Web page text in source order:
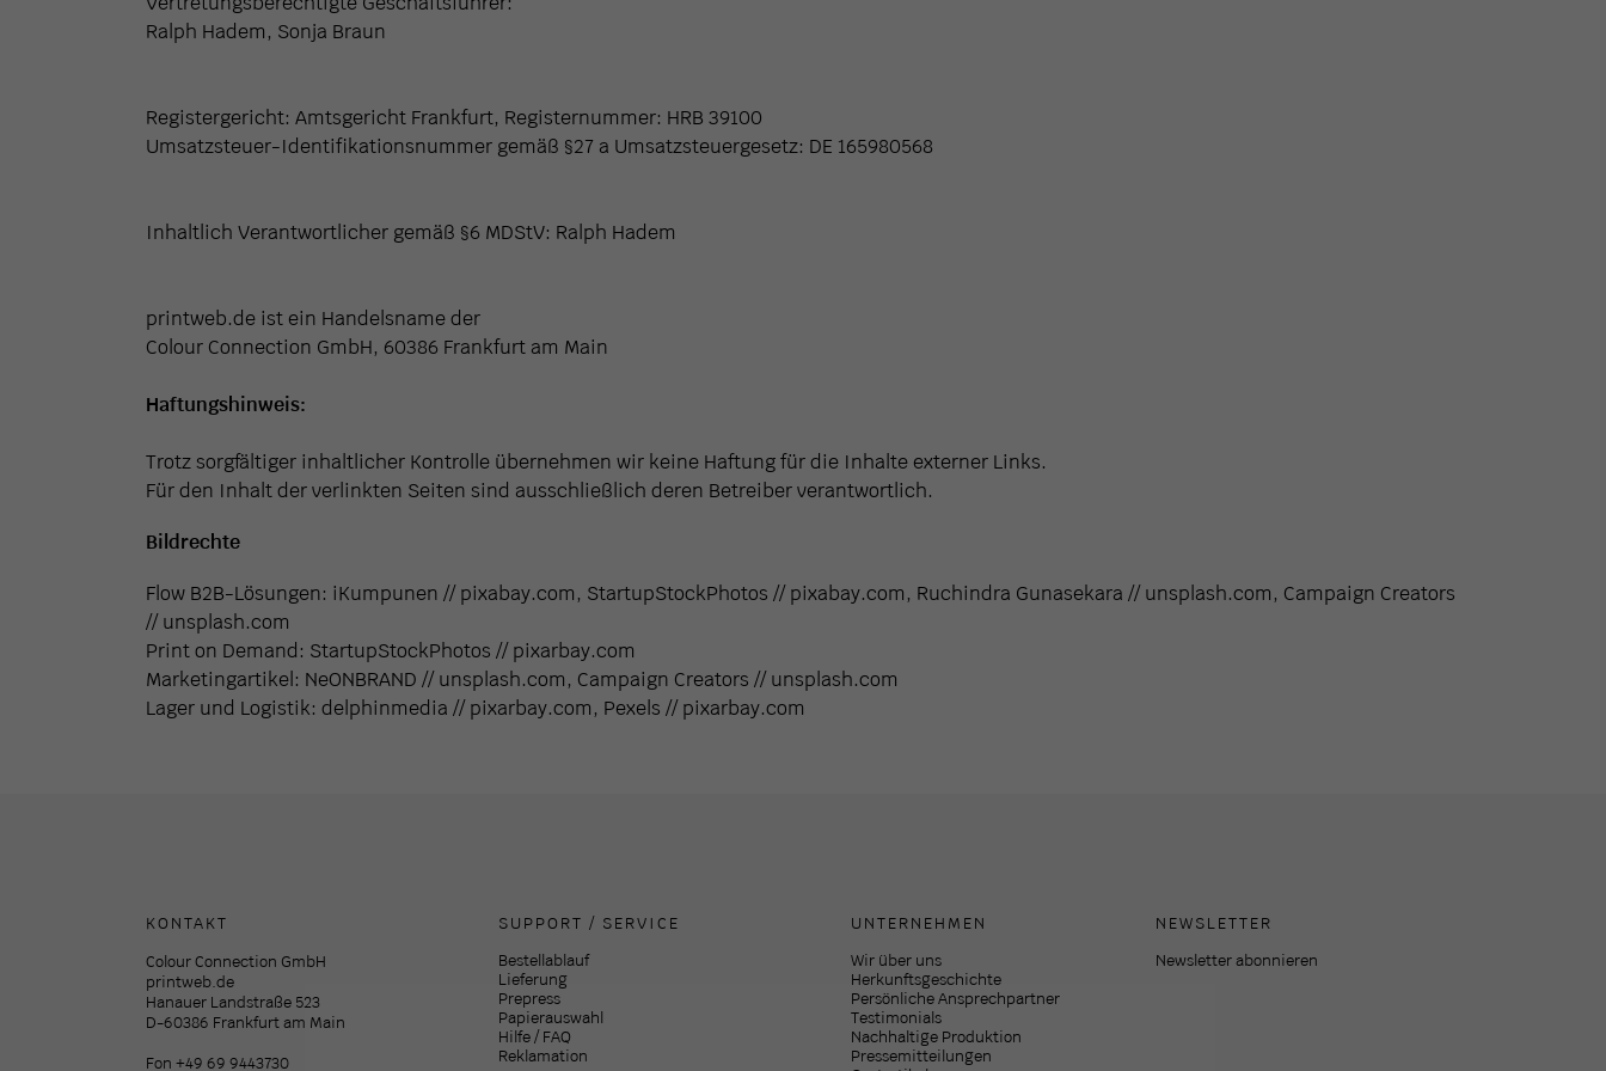
Ralph Hadem, Sonja Braun
Registergericht: Amtsgericht Frankfurt, Registernummer: HRB 39100
Umsatzsteuer-Identifikationsnummer gemäß §27 a Umsatzsteuergesetz: DE 165980568
Inhaltlich Verantwortlicher gemäß §6 MDStV: Ralph Hadem
printweb.de ist ein Handelsname der
Colour Connection GmbH, 60386 Frankfurt am Main
Haftungshinweis:
Trotz sorgfältiger inhaltlicher Kontrolle übernehmen wir keine Haftung für die Inhalte externer Links.
Für den Inhalt der verlinkten Seiten sind ausschließlich deren Betreiber verantwortlich.
Bildrechte
Flow B2B-Lösungen: iKumpunen // pixabay.com, StartupStockPhotos // pixabay.com, Ruchindra Gunasekara // unsplash.com, Campaign Creators
// unsplash.com
Print on Demand: StartupStockPhotos // pixarbay.com
Marketingartikel: NeONBRAND // unsplash.com, Campaign Creators // unsplash.com
Lager und Logistik: delphinmedia // pixarbay.com, Pexels // pixarbay.com
KONTAKT
Colour Connection GmbH
printweb.de
Hanauer Landstraße 523
D-60386 Frankfurt am Main
Fon +49 69 9443730
SUPPORT / SERVICE
Bestellablauf
Lieferung
Prepress
Papierauswahl
Hilfe / FAQ
Reklamation
UNTERNEHMEN
Wir über uns
Herkunftsgeschichte
Persönliche Ansprechpartner
Testimonials
Nachhaltige Produktion
Pressemitteilungen
NEWSLETTER
Newsletter abonnieren